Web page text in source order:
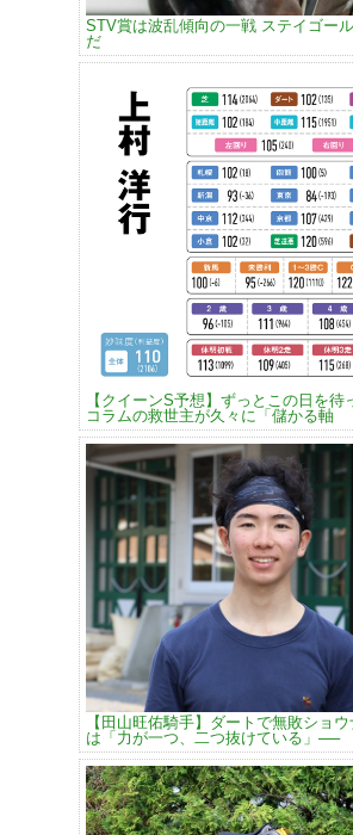
STV賞は波乱傾向の一戦 ステイゴー
だ
【クイーンS予想】ずっとこの日を待
コラムの救世主が久々に「儲かる軸
【田山旺佑騎手】ダートで無敗ショ
は「力が一つ、二つ抜けている」──